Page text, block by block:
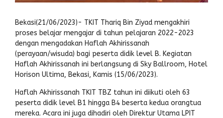
Bekasi(21/06/2023)- TKIT Thariq Bin Ziyad mengakhiri
proses belajar mengajar di tahun pelajaran 2022-2023
dengan mengadakan Haflah Akhirissanah
(perayaan/wisuda) bagi peserta didik level B. Kegiatan
Haflah Akhirissanah ini berlangsung di Sky Ballroom, Hotel
Horison Ultima, Bekasi, Kamis (15/06/2023).
Haflah Akhirissanah TKIT TBZ tahun ini diikuti oleh 63
peserta didik level B1 hingga B4 beserta kedua orangtua
mereka. Acara ini juga dihadiri oleh Direktur Utama LPIT